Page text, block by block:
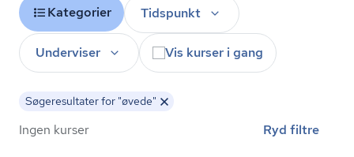
Kategorier Tidspunkt
Underviser Vis kurser i gang
Søgeresultater for "øvede"
Ingen kurser Ryd filtre